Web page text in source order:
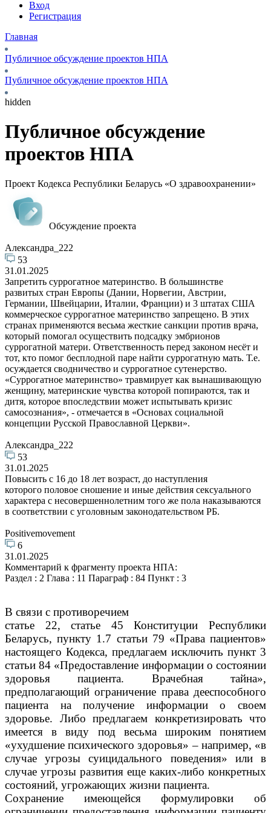
Вход
Регистрация
Главная
Публичное обсуждение проектов НПА
Публичное обсуждение проектов НПА
hidden
Публичное обсуждение
проектов НПА
Проект Кодекса Республики Беларусь «О здравоохранении»
Обсуждение проекта
Александра_222
53
31.01.2025
Запретить суррогатное материнство. В большинстве
развитых стран Европы (Дании, Норвегии, Австрии,
Германии, Швейцарии, Италии, Франции) и 3 штатах США
коммерческое суррогатное материнство запрещено. В этих
странах применяются весьма жесткие санкции против врача,
который помогал осуществить подсадку эмбрионов
суррогатной матери. Ответственность перед законом несёт и
тот, кто помог бесплодной паре найти суррогатную мать. Т.е.
осуждается сводничество и суррогатное сутенерство.
«Суррогатное материнство» травмирует как вынашивающую
женщину, материнские чувства которой попираются, так и
дитя, которое впоследствии может испытывать кризис
самосознания», - отмечается в «Основах социальной
концепции Русской Православной Церкви».
Александра_222
53
31.01.2025
Повысить с 16 до 18 лет возраст, до наступления
которого половое сношение и иные действия сексуального
характера с несовершеннолетним того же пола наказываются
в соответствии с уголовным законодательством РБ.
Positivemovement
6
31.01.2025
Комментарий к фрагменту проекта НПА:
Раздел : 2 Глава : 11 Параграф : 84 Пункт : 3
В связи с противоречием
статье 22, статье 45 Конституции Республики
Беларусь, пункту 1.7 статьи 79 «Права пациентов»
настоящего Кодекса, предлагаем исключить пункт 3
статьи84 «Предоставление информации о состоянии
здоровья
пациента. Врачебная тайна»,
предполагающий ограничение права дееспособного
пациента на получение информации о своем
здоровье. Либо предлагаем конкретизировать что
имеется в виду под весьма широким понятием
«ухудшение психического здоровья» – например, «в
случае угрозы суицидального поведения» или в
случае угрозы развития еще каких-либо конкретных
состояний, угрожающих жизни пациента.
Сохранение имеющейся формулировки об